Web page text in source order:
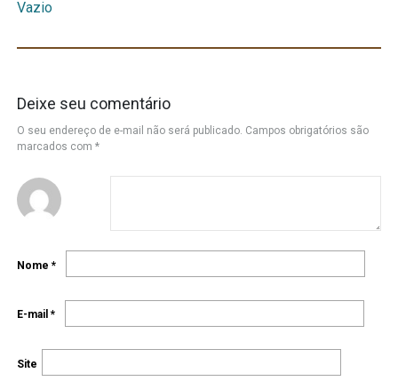
Vazio
Deixe seu comentário
O seu endereço de e-mail não será publicado. Campos obrigatórios são
marcados com *
Nome *
E-mail *
Site